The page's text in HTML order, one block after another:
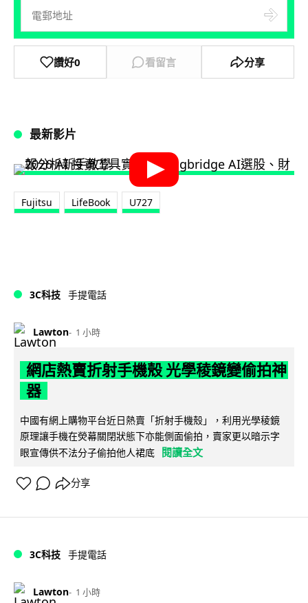
讚好0 看留言 分享
最新影片
Fujitsu LifeBook U727
3C科技 手提電話
Lawton 1 小時
網店熱賣折射手機殼 光學稜鏡變偷拍神
器
中國有網上購物平台近日熱賣「折射手機殼」，利用光學稜鏡
原理讓手機在熒幕關閉狀態下亦能側面偷拍，賣家更以暗示字
眼宣傳供不法分子偷拍他人裙底 閱讀全文
分享
3C科技 手提電話
Lawton 1 小時